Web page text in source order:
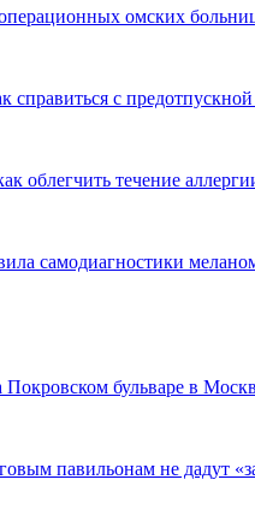
омских
с предотпускной
облегчить течение
самодиагностики
бульваре в
павильонам не дадут